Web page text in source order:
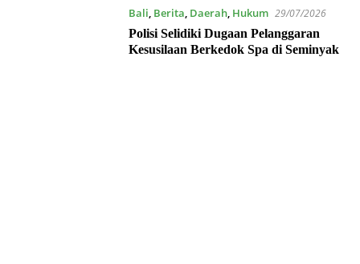
Bali, Berita, Daerah, Hukum 29/07/2026
Polisi Selidiki Dugaan Pelanggaran
Kesusilaan Berkedok Spa di Seminyak